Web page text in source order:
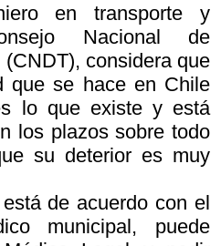
en transporte y
Nacional de
considera que
que se hace en Chile
lo que existe y está
los plazos sobre todo
su deterior es muy
de acuerdo con el
municipal, puede